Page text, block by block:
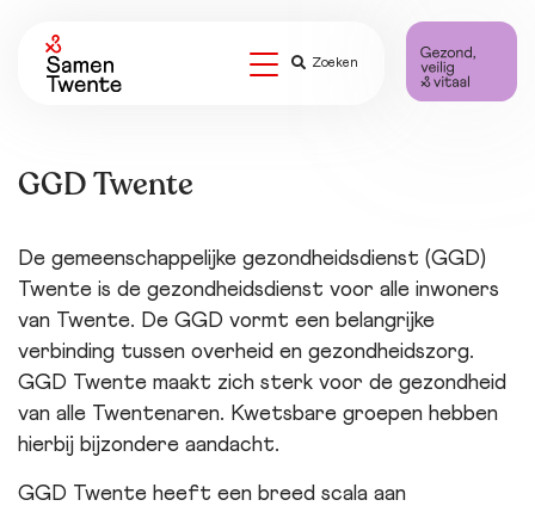
Zoeken
GGD Twente
De gemeenschappelijke gezondheidsdienst (GGD)
Twente is de gezondheidsdienst voor alle inwoners
van Twente. De GGD vormt een belangrijke
verbinding tussen overheid en gezondheidszorg.
GGD Twente maakt zich sterk voor de gezondheid
van alle Twentenaren. Kwetsbare groepen hebben
hierbij bijzondere aandacht.
GGD Twente heeft een breed scala aan